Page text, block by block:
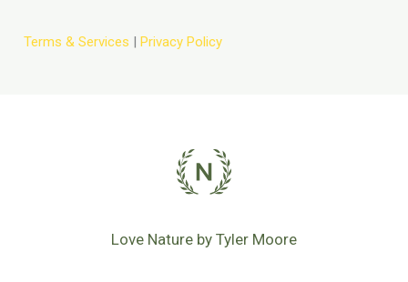
Terms & Services |Privacy Policy
Love Nature by Tyler Moore